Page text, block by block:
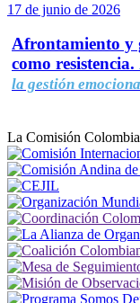
17 de junio de 2026
Afrontamiento y
como resistencia.
la gestión
La Comisión